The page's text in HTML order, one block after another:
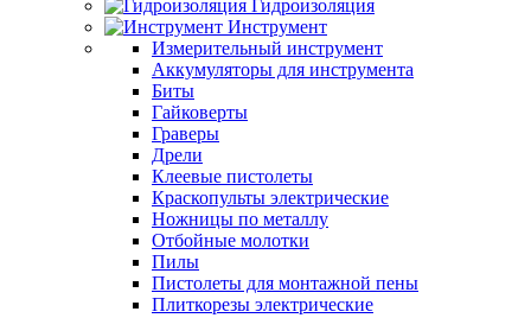
Гидроизоляция
Инструмент
Измерительный инструмент
Аккумуляторы для инструмента
Биты
Гайковерты
Граверы
Дрели
Клеевые пистолеты
Краскопульты электрические
Ножницы по металлу
Отбойные молотки
Пилы
Пистолеты для монтажной пены
Плиткорезы электрические